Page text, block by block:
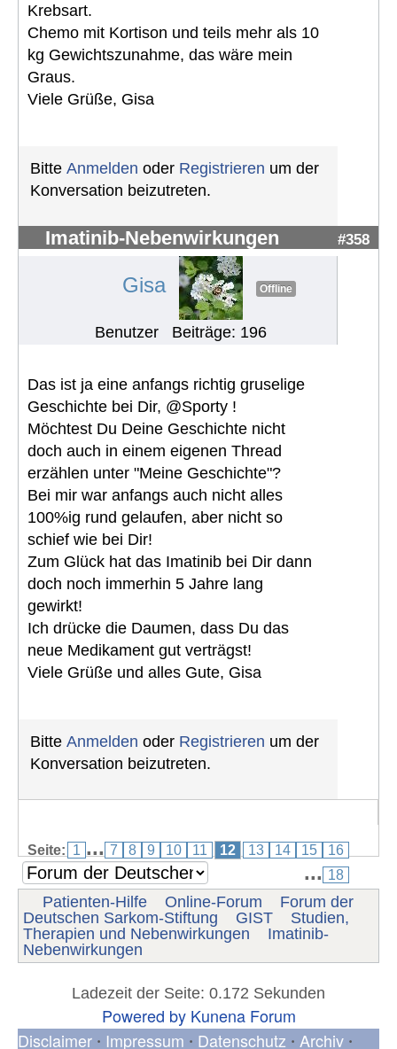
Krebsart.
Chemo mit Kortison und teils mehr als 10
kg Gewichtszunahme, das wäre mein
Graus.
Viele Grüße, Gisa
Bitte Anmelden oder Registrieren um der
Konversation beizutreten.
Imatinib-Nebenwirkungen #358
Gisa Offline
Benutzer Beiträge: 196
Das ist ja eine anfangs richtig gruselige
Geschichte bei Dir, @Sporty !
Möchtest Du Deine Geschichte nicht
doch auch in einem eigenen Thread
erzählen unter "Meine Geschichte"?
Bei mir war anfangs auch nicht alles
100%ig rund gelaufen, aber nicht so
schief wie bei Dir!
Zum Glück hat das Imatinib bei Dir dann
doch noch immerhin 5 Jahre lang
gewirkt!
Ich drücke die Daumen, dass Du das
neue Medikament gut verträgst!
Viele Grüße und alles Gute, Gisa
Bitte Anmelden oder Registrieren um der
Konversation beizutreten.
Seite: 1 ... 7 8 9 10 11 12 13 14 15 16
... 18
Patienten-Hilfe Online-Forum
Forum der
Deutschen Sarkom-Stiftung
GIST
Studien,
Therapien und Nebenwirkungen
Imatinib-
Nebenwirkungen
Ladezeit der Seite: 0.172 Sekunden
Powered by Kunena Forum
Disclaimer • Impressum • Datenschutz • Archiv •